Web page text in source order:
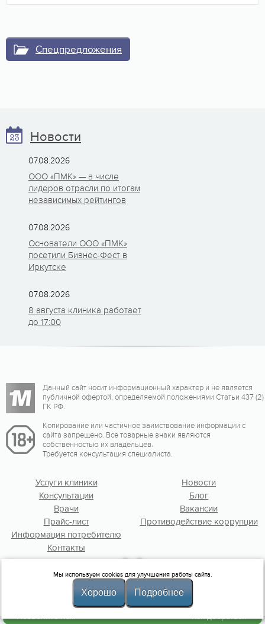
Спецпредложения
Новости
07.08.2026
ООО «ПМК» — в числе
лидеров отрасли по итогам
независимых рейтингов
07.08.2026
Основатели ООО «ПМК»
посетили Бизнес-Фест в
Иркутске
07.08.2026
8 августа клиника работает
до 17:00
Данный сайт носит информационный характер и не является
публичной офертой, определяемой положениями Статьи 437 (2)
ГК РФ.
Копирование или частичное заимствование информации с
сайта запрещено. Все товарные знаки являются
собственностью их владельцев.
Требуется консультация специалиста.
Услуги клиники
Консультации
Врачи
Прайс-лист
Информация потребителю
Контакты
Новости
Блог
Вакансии
Противодействие коррупции
© ООО «Первая мужская клиника», 2010-2026
Политика клиники
Лицензия №Л041-01108-38/00369973 от 15.06.2018 г.
Позвоните нам Как добраться
Мы используем cookies для улучшения работы сайта.
Хорошо Подробнее